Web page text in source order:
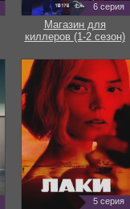
6 серия
Магазин для
киллеров (1-2 сезон)
5 серия